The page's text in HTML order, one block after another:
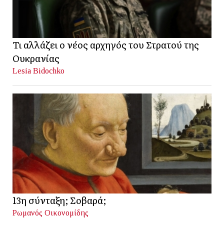
Τι αλλάζει ο νέος αρχηγός του Στρατού της
Ουκρανίας
Lesia Bidochko
13η σύνταξη; Σοβαρά;
Ρωμανός Οικονομίδης